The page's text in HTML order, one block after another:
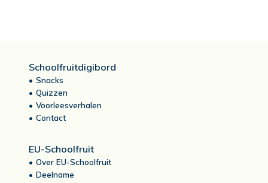
Schoolfruitdigibord
Snacks
Quizzen
Voorleesverhalen
Contact
EU-Schoolfruit
Over EU-Schoolfruit
Deelname